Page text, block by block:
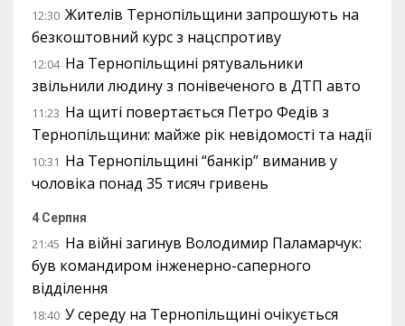
12:30 Жителів Тернопільщини запрошують на
безкоштовний курс з нацспротиву
12:04 На Тернопільщині рятувальники
звільнили людину з понівеченого в ДТП авто
11:23 На щиті повертається Петро Федів з
Тернопільщини: майже рік невідомості та надії
10:31 На Тернопільщині “банкір” виманив у
чоловіка понад 35 тисяч гривень
4 Серпня
21:45 На війні загинув Володимир Паламарчук:
був командиром інженерно-саперного
відділення
18:40 У середу на Тернопільщині очікується